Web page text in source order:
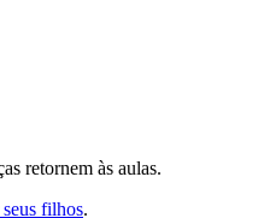
retornem às aulas.
filhos.